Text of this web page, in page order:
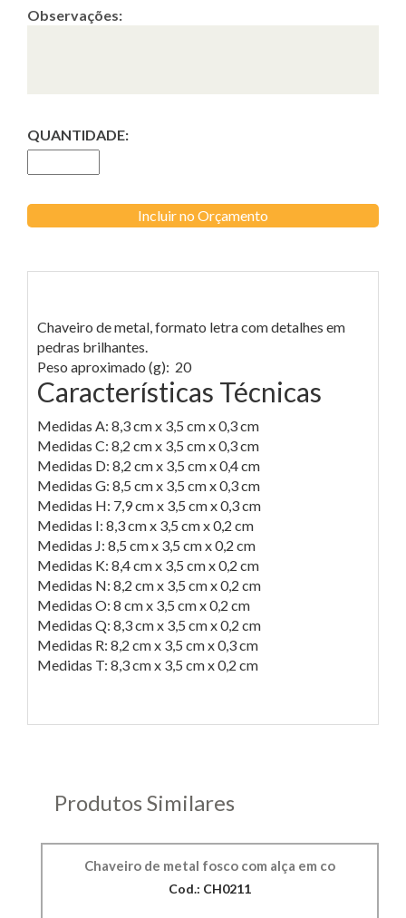
Observações:
QUANTIDADE:
Incluir no Orçamento
Chaveiro de metal, formato letra com detalhes em
pedras brilhantes.
Peso aproximado (g): 20
Características Técnicas
Medidas A: 8,3 cm x 3,5 cm x 0,3 cm
Medidas C: 8,2 cm x 3,5 cm x 0,3 cm
Medidas D: 8,2 cm x 3,5 cm x 0,4 cm
Medidas G: 8,5 cm x 3,5 cm x 0,3 cm
Medidas H: 7,9 cm x 3,5 cm x 0,3 cm
Medidas I: 8,3 cm x 3,5 cm x 0,2 cm
Medidas J: 8,5 cm x 3,5 cm x 0,2 cm
Medidas K: 8,4 cm x 3,5 cm x 0,2 cm
Medidas N: 8,2 cm x 3,5 cm x 0,2 cm
Medidas O: 8 cm x 3,5 cm x 0,2 cm
Medidas Q: 8,3 cm x 3,5 cm x 0,2 cm
Medidas R: 8,2 cm x 3,5 cm x 0,3 cm
Medidas T: 8,3 cm x 3,5 cm x 0,2 cm
Produtos Similares
Chaveiro de metal fosco com alça em co
Cod.: CH0211